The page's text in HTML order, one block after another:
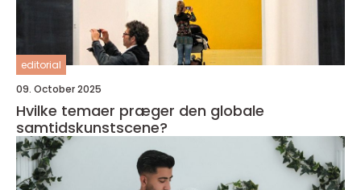
editorial
09. October 2025
Hvilke temaer præger den globale
samtidskunstscene?